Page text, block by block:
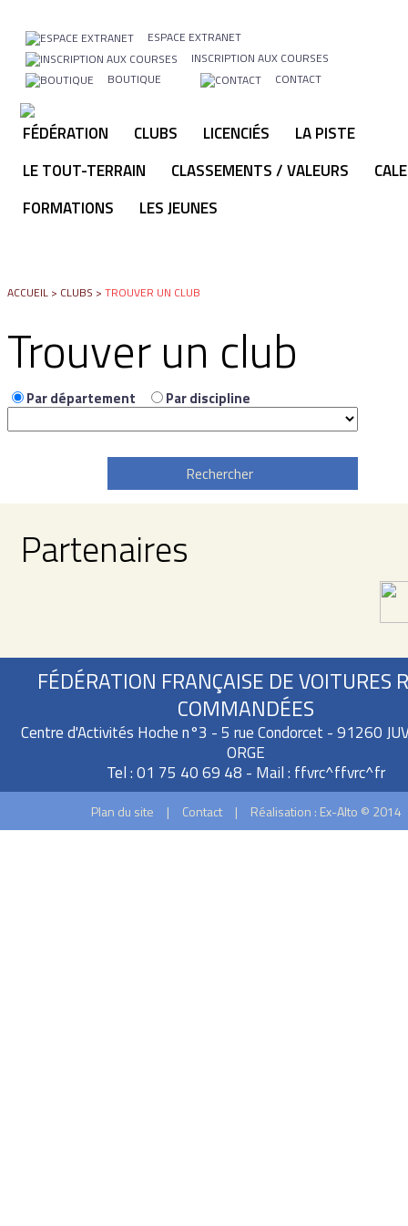
ESPACE EXTRANET
INSCRIPTION AUX COURSES
BOUTIQUE
CONTACT
FÉDÉRATION CLUBS LICENCIÉS
LA PISTE
LE TOUT-TERRAIN
CLASSEMENTS / VALEURS
FORMATIONS
LES JEUNES
ACCUEIL > CLUBS >TROUVER UN CLUB
Trouver un club
Par département Par discipline
Rechercher
Partenaires
FÉDÉRATION FRANÇAISE DE VOITURES
COMMANDÉES
Centre d'Activités Hoche n°3 - 5 rue Condorcet - 91260
ORGE
Tel : 01 75 40 69 48 - Mail : ffvrc^ffvrc^fr
Plan du site | Contact | Réalisation : Ex-Alto © 2014